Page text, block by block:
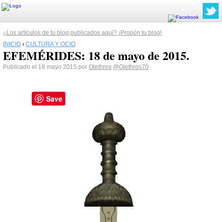
¿Los artículos de tu blog publicados aquí? ¡Propón tu blog!
INICIO › CULTURA Y OCIO
EFEMÉRIDES: 18 de mayo de 2015.
Publicado el 18 mayo 2015 por Olethros @Olethros70
Save